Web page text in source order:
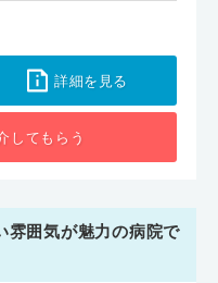
詳細を見る
してもらう
雰囲気が魅力の病院で